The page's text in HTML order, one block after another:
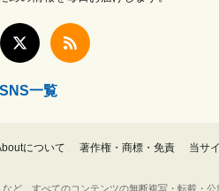
一覧
について 著作権・商標・免責 当サ
ど、すべてのコンテンツの無断複写・転載・